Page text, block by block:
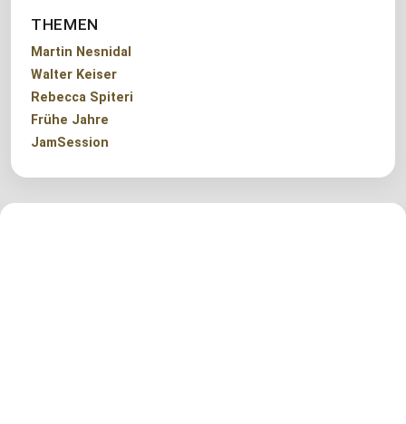
THEMEN
Martin Nesnidal
Walter Keiser
Rebecca Spiteri
Frühe Jahre
JamSession